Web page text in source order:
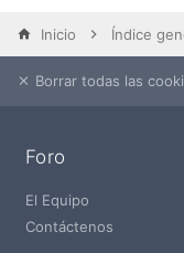
Inicio Índice
Borrar todas las
Foro
El Equipo
Contáctenos